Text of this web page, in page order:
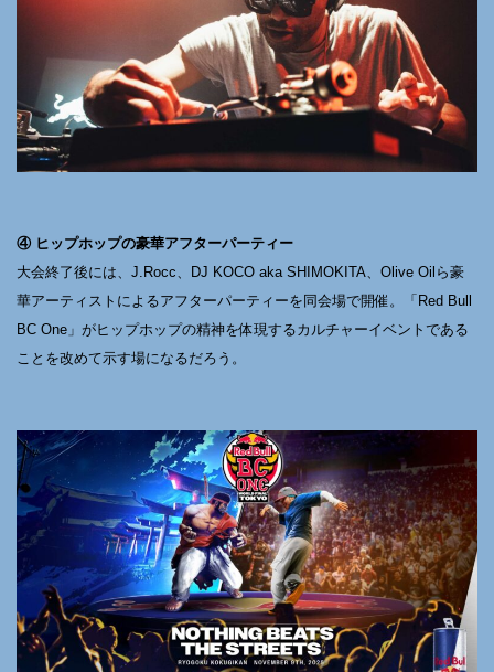
④ ヒップホップの豪華アフターパーティー
大会終了後には、J.Rocc、DJ KOCO aka SHIMOKITA、Olive Oilら豪
華アーティストによるアフターパーティーを同会場で開催。「Red Bull
BC One」がヒップホップの精神を体現するカルチャーイベントである
ことを改めて示す場になるだろう。